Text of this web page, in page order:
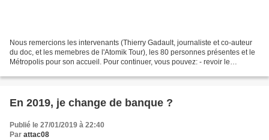
Nous remercions les intervenants (Thierry Gadault, journaliste et co-auteur
du doc, et les memebres de l'Atomik Tour), les 80 personnes présentes et le
Métropolis pour son accueil. Pour continuer, vous pouvez: - revoir le
En 2019, je change de banque ?
Publié le 27/01/2019 à 22:40
Par attac08